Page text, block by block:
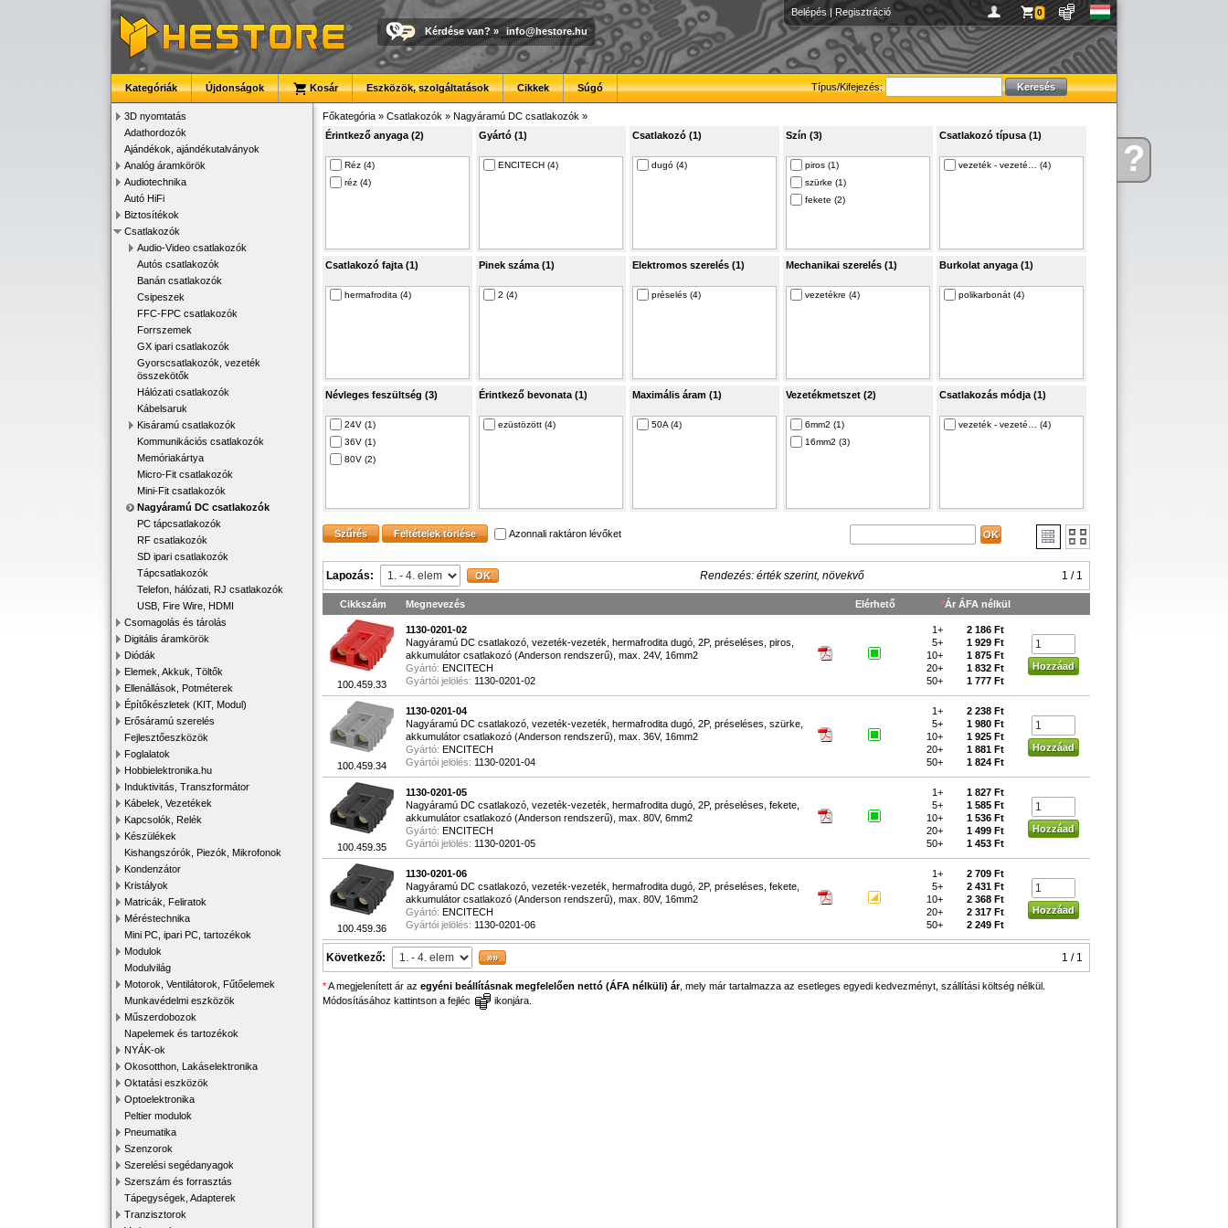
Kérdése?
Belépés | Regisztráció 0
Kérdése van? » info@hestore.hu
Típus/Kifejezés:
Kategóriák Újdonságok Kosár Eszközök, szolgáltatások Cikkek Súgó
3D nyomtatás
Adathordozók
Ajándékok, ajándékutalványok
Analóg áramkörök
Audiotechnika
Autó HiFi
Biztosítékok
Csatlakozók
Audio-Video csatlakozók
Autós csatlakozók
Banán csatlakozók
Csipeszek
FFC-FPC csatlakozók
Forrszemek
GX ipari csatlakozók
Gyorscsatlakozók, vezeték
összekötők
Hálózati csatlakozók
Kábelsaruk
Kisáramú csatlakozók
Kommunikációs csatlakozók
Memóriakártya
Micro-Fit csatlakozók
Mini-Fit csatlakozók
Nagyáramú DC csatlakozók
PC tápcsatlakozók
RF csatlakozók
SD ipari csatlakozók
Tápcsatlakozók
Telefon, hálózati, RJ csatlakozók
USB, Fire Wire, HDMI
Csomagolás és tárolás
Digitális áramkörök
Diódák
Elemek, Akkuk, Töltők
Ellenállások, Potméterek
Építőkészletek (KIT, Modul)
Erősáramú szerelés
Fejlesztőeszközök
Foglalatok
Hobbielektronika.hu
Induktivitás, Transzformátor
Kábelek, Vezetékek
Kapcsolók, Relék
Készülékek
Kishangszórók, Piezók, Mikrofonok
Kondenzátor
Kristályok
Matricák, Feliratok
Méréstechnika
Mini PC, ipari PC, tartozékok
Modulok
Modulvilág
Motorok, Ventilátorok, Fűtőelemek
Munkavédelmi eszközök
Műszerdobozok
Napelemek és tartozékok
NYÁK-ok
Okosotthon, Lakáselektronika
Oktatási eszközök
Optoelektronika
Peltier modulok
Pneumatika
Szenzorok
Szerelési segédanyagok
Szerszám és forrasztás
Tápegységek, Adapterek
Tranzisztorok
Főkategória » Csatlakozók » Nagyáramú DC csatlakozók »
Érintkező anyaga (2)
Réz (4)
réz (4)
Gyártó (1)
ENCITECH (4)
Csatlakozó (1)
dugó (4)
Szín (3)
piros (1)
szürke (1)
fekete (2)
Csatlakozó típusa (1)
vezeték - vezeté… (4)
Csatlakozó fajta (1)
hermafrodita (4)
Pinek száma (1)
2 (4)
Elektromos szerelés (1)
préselés (4)
Mechanikai szerelés (1)
vezetékre (4)
Burkolat anyaga (1)
polikarbonát (4)
Névleges feszültség (3)
24V (1)
36V (1)
80V (2)
Érintkező bevonata (1)
ezüstözött (4)
Maximális áram (1)
50A (4)
Vezetékmetszet (2)
6mm2 (1)
16mm2 (3)
Csatlakozás módja (1)
vezeték - vezeté… (4)
Azonnali raktáron lévőket
Lapozás: Rendezés: érték szerint, növekvő 1 / 1
Cikkszám Megnevezés Elérhető *Ár ÁFA nélkül
100.459.33
1130-0201-02
Nagyáramú DC csatlakozó, vezeték-vezeték, hermafrodita dugó, 2P, préseléses, piros,
akkumulátor csatlakozó (Anderson rendszerű), max. 24V, 16mm2
Gyártó: ENCITECH
Gyártói jelölés: 1130-0201-02
1+
2 186 Ft
5+
1 929 Ft
10+
1 875 Ft
20+
1 832 Ft
50+
1 777 Ft
100.459.34
1130-0201-04
Nagyáramú DC csatlakozó, vezeték-vezeték, hermafrodita dugó, 2P, préseléses, szürke,
akkumulátor csatlakozó (Anderson rendszerű), max. 36V, 16mm2
Gyártó: ENCITECH
Gyártói jelölés: 1130-0201-04
1+
2 238 Ft
5+
1 980 Ft
10+
1 925 Ft
20+
1 881 Ft
50+
1 824 Ft
100.459.35
1130-0201-05
Nagyáramú DC csatlakozó, vezeték-vezeték, hermafrodita dugó, 2P, préseléses, fekete,
akkumulátor csatlakozó (Anderson rendszerű), max. 80V, 6mm2
Gyártó: ENCITECH
Gyártói jelölés: 1130-0201-05
1+
1 827 Ft
5+
1 585 Ft
10+
1 536 Ft
20+
1 499 Ft
50+
1 453 Ft
100.459.36
1130-0201-06
Nagyáramú DC csatlakozó, vezeték-vezeték, hermafrodita dugó, 2P, préseléses, fekete,
akkumulátor csatlakozó (Anderson rendszerű), max. 80V, 16mm2
Gyártó: ENCITECH
Gyártói jelölés: 1130-0201-06
1+
2 709 Ft
5+
2 431 Ft
10+
2 368 Ft
20+
2 317 Ft
50+
2 249 Ft
Következő: 1 / 1
*A megjelenített ár az egyéni beállításnak megfelelően nettó (ÁFA nélküli) ár, mely már tartalmazza az esetleges egyedi kedvezményt, szállítási költség nélkül.
Módosításához kattintson a fejléc
ikonjára.